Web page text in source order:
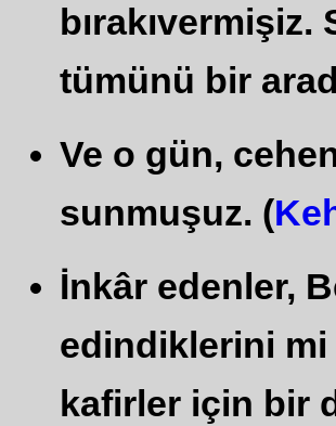
tümünü bir
Ve o gün,
sunmuşuz. (
İnkâr edenler,
edindiklerini mi
kafirler için bir